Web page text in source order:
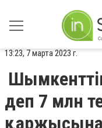
13:23, 7 марта 2023 г.
деп 7 млн